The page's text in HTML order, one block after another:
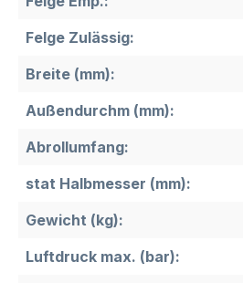
Felge Zulässig:
Breite (mm):
Außendurchm (mm):
Abrollumfang:
stat Halbmesser (mm):
Gewicht (kg):
Luftdruck max. (bar):